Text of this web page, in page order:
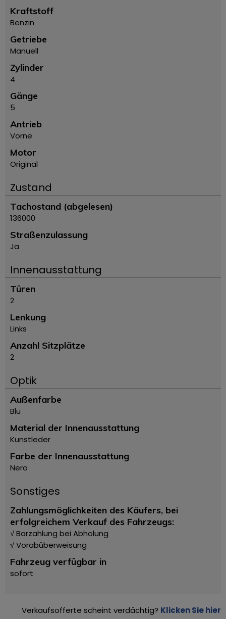
Kraftstoff
Benzin
Getriebe
Manuell
Zylinder
4
Gänge
5
Antrieb
Vorne
Motor
Original
Zustand
Tachostand (abgelesen)
136000
Straßenzulassung
Ja
Innenausstattung
Türen
2
Lenkung
Links
Anzahl Sitzplätze
2
Optik
Außenfarbe
Blu
Material der Innenausstattung
Kunstleder
Farbe der Innenausstattung
Nero
Sonstiges
Zahlungsmöglichkeiten des Käufers, bei
erfolgreichem Verkauf des Fahrzeugs:
√ Barzahlung bei Abholung
√ Vorabüberweisung
Fahrzeug verfügbar in
sofort
Verkaufsofferte scheint verdächtig? Klicken Sie hier